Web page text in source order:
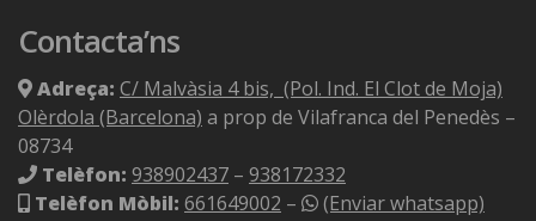
Contacta’ns
Adreça: C/ Malvàsia 4 bis, (Pol. Ind. El Clot de Moja)
Olèrdola (Barcelona) a prop de Vilafranca del Penedès –
08734
Telèfon: 938902437 – 938172332
Telèfon Mòbil: 661649002 – (Enviar whatsapp)